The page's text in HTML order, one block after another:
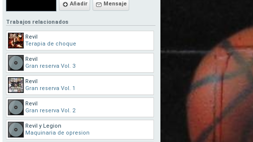
Añadir
Mensaje
Trabajos relacionados
Revil
Terapia de choque
Revil
Gran reserva Vol. 3
Revil
Gran reserva Vol. 1
Revil
Gran reserva Vol. 2
Revil y Legion
Maquinaria de opresion